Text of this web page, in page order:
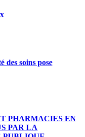
des soins pose
PHARMACIES EN
PAR LA